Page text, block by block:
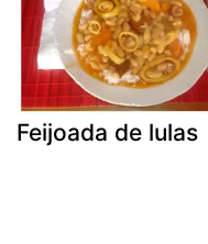
Feijoada de lulas